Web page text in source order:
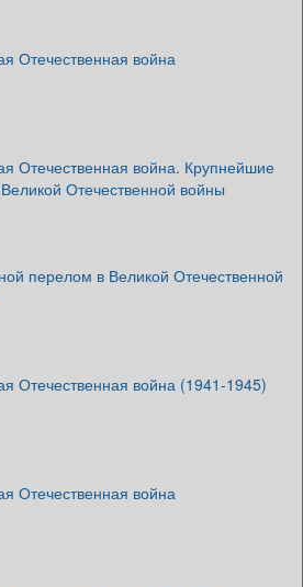
Отечественная война
Отечественная война. Крупнейшие
Отечественной войны
перелом в Великой Отечественной
Отечественная война (1941-1945)
Отечественная война